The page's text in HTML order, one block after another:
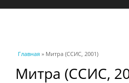
Вы здесь
Главная » Митра (ССИС, 2001)
Митра (ССИС,